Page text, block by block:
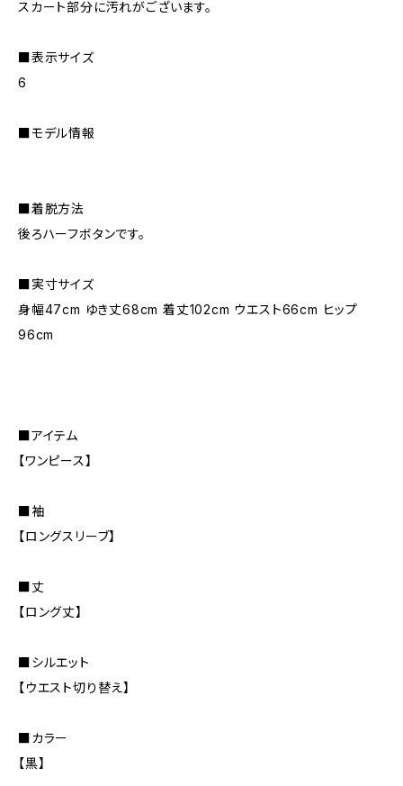
スカート部分に汚れがございます。
■表示サイズ
6
■モデル情報
■着脱方法
後ろハーフボタンです。
■実寸サイズ
身幅47cm ゆき丈68cm 着丈102cm ウエスト66cm ヒップ
96cm
■アイテム
【ワンピース】
■袖
【ロングスリーブ】
■丈
【ロング丈】
■シルエット
【ウエスト切り替え】
■カラー
【黒】